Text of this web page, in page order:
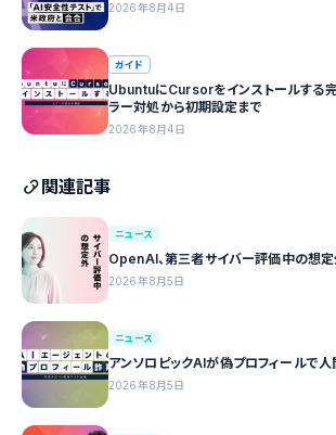
2026年8月4日
ガイド
UbuntuにCursorをインストールする
ラー対処から初期設定まで
2026年8月4日
関連記事
ニュース
OpenAI、第三者サイバー評価中の想
2026年8月5日
ニュース
アンソロピックAIが偽プロフィールで
2026年8月5日